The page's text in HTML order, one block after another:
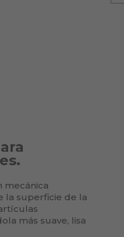
mecánica
la superficie de la
más suave, lisa